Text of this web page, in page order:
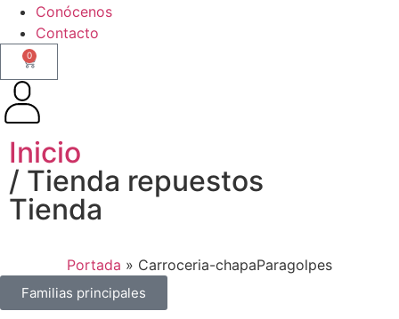
Conócenos
Contacto
0
Inicio
/ Tienda repuestos
Tienda
Portada » Carroceria-chapaParagolpes
Familias principales